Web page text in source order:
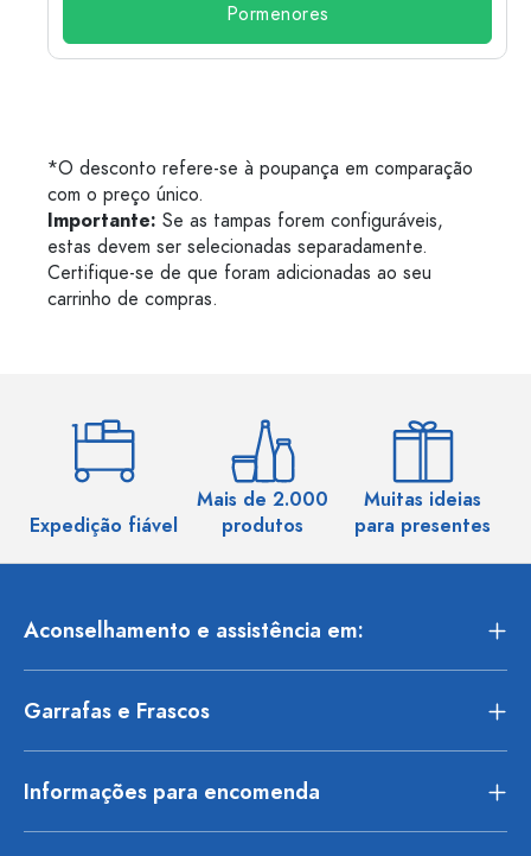
Pormenores
*O desconto refere-se à poupança em comparação
com o preço único.
Importante: Se as tampas forem configuráveis,
estas devem ser selecionadas separadamente.
Certifique-se de que foram adicionadas ao seu
carrinho de compras.
Expedição fiável
Mais de 2.000
produtos
Muitas ideias
para presentes
Aconselhamento e assistência em:
Garrafas e Frascos
Informações para encomenda